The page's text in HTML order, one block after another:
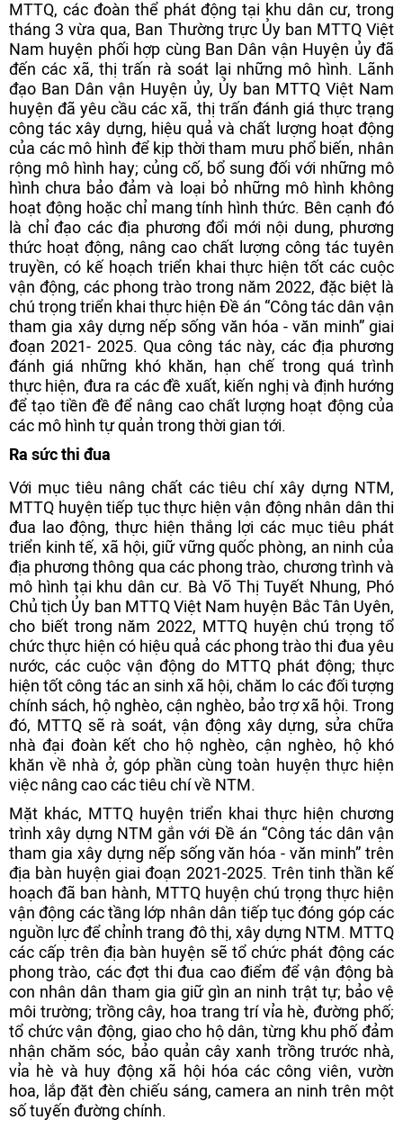
MTTQ, các đoàn thể phát động tại khu dân cư, trong
tháng 3 vừa qua, Ban Thường trực Ủy ban MTTQ Việt
Nam huyện phối hợp cùng Ban Dân vận Huyện ủy đã
đến các xã, thị trấn rà soát lại những mô hình. Lãnh
đạo Ban Dân vận Huyện ủy, Ủy ban MTTQ Việt Nam
huyện đã yêu cầu các xã, thị trấn đánh giá thực trạng
công tác xây dựng, hiệu quả và chất lượng hoạt động
của các mô hình để kịp thời tham mưu phổ biến, nhân
rộng mô hình hay; củng cố, bổ sung đối với những mô
hình chưa bảo đảm và loại bỏ những mô hình không
hoạt động hoặc chỉ mang tính hình thức. Bên cạnh đó
là chỉ đạo các địa phương đổi mới nội dung, phương
thức hoạt động, nâng cao chất lượng công tác tuyên
truyền, có kế hoạch triển khai thực hiện tốt các cuộc
vận động, các phong trào trong năm 2022, đặc biệt là
chú trọng triển khai thực hiện Đề án “Công tác dân vận
tham gia xây dựng nếp sống văn hóa - văn minh” giai
đoạn 2021- 2025. Qua công tác này, các địa phương
đánh giá những khó khăn, hạn chế trong quá trình
thực hiện, đưa ra các đề xuất, kiến nghị và định hướng
để tạo tiền đề để nâng cao chất lượng hoạt động của
các mô hình tự quản trong thời gian tới.
Ra sức thi đua
Với mục tiêu nâng chất các tiêu chí xây dựng NTM,
MTTQ huyện tiếp tục thực hiện vận động nhân dân thi
đua lao động, thực hiện thắng lợi các mục tiêu phát
triển kinh tế, xã hội, giữ vững quốc phòng, an ninh của
địa phương thông qua các phong trào, chương trình và
mô hình tại khu dân cư. Bà Võ Thị Tuyết Nhung, Phó
Chủ tịch Ủy ban MTTQ Việt Nam huyện Bắc Tân Uyên,
cho biết trong năm 2022, MTTQ huyện chú trọng tổ
chức thực hiện có hiệu quả các phong trào thi đua yêu
nước, các cuộc vận động do MTTQ phát động; thực
hiện tốt công tác an sinh xã hội, chăm lo các đối tượng
chính sách, hộ nghèo, cận nghèo, bảo trợ xã hội. Trong
đó, MTTQ sẽ rà soát, vận động xây dựng, sửa chữa
nhà đại đoàn kết cho hộ nghèo, cận nghèo, hộ khó
khăn về nhà ở, góp phần cùng toàn huyện thực hiện
việc nâng cao các tiêu chí về NTM.
Mặt khác, MTTQ huyện triển khai thực hiện chương
trình xây dựng NTM gắn với Đề án “Công tác dân vận
tham gia xây dựng nếp sống văn hóa - văn minh” trên
địa bàn huyện giai đoạn 2021-2025. Trên tinh thần kế
hoạch đã ban hành, MTTQ huyện chú trọng thực hiện
vận động các tầng lớp nhân dân tiếp tục đóng góp các
nguồn lực để chỉnh trang đô thị, xây dựng NTM. MTTQ
các cấp trên địa bàn huyện sẽ tổ chức phát động các
phong trào, các đợt thi đua cao điểm để vận động bà
con nhân dân tham gia giữ gìn an ninh trật tự; bảo vệ
môi trường; trồng cây, hoa trang trí vỉa hè, đường phố;
tổ chức vận động, giao cho hộ dân, từng khu phố đảm
nhận chăm sóc, bảo quản cây xanh trồng trước nhà,
vỉa hè và huy động xã hội hóa các công viên, vườn
hoa, lắp đặt đèn chiếu sáng, camera an ninh trên một
số tuyến đường chính.